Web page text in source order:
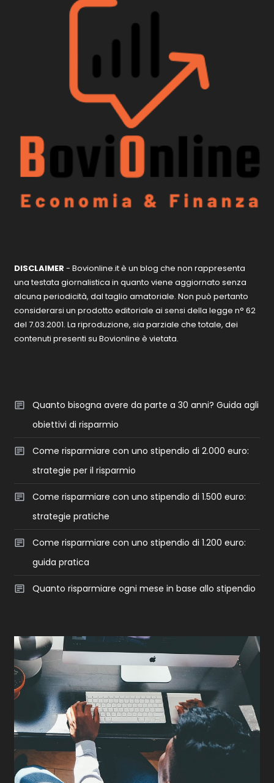
DISCLAIMER - Bovionline.it è un blog che non rappresenta
una testata giornalistica in quanto viene aggiornato senza
alcuna periodicità, dal taglio amatoriale. Non può pertanto
considerarsi un prodotto editoriale ai sensi della legge n° 62
del 7.03.2001. La riproduzione, sia parziale che totale, dei
contenuti presenti su Bovionline è vietata.
Quanto bisogna avere da parte a 30 anni? Guida agli
obiettivi di risparmio
Come risparmiare con uno stipendio di 2.000 euro:
strategie per il risparmio
Come risparmiare con uno stipendio di 1.500 euro:
strategie pratiche
Come risparmiare con uno stipendio di 1.200 euro:
guida pratica
Quanto risparmiare ogni mese in base allo stipendio